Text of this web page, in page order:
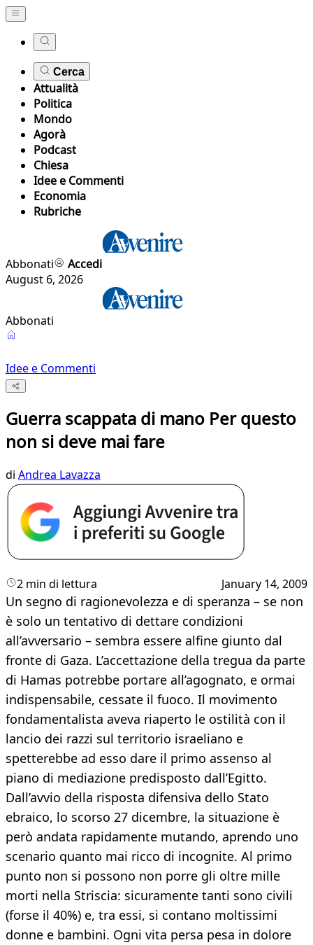
Cerca
Attualità
Politica
Mondo
Agorà
Podcast
Chiesa
Idee e Commenti
Economia
Rubriche
Abbonati
Accedi
August 6, 2026
Abbonati
Idee e Commenti
Guerra scappata di mano Per questo
non si deve mai fare
di Andrea Lavazza
2 min di lettura January 14, 2009
Un segno di ragionevolezza e di speranza – se non
è solo un tentativo di dettare condizioni
all’avversario – sembra essere alfine giunto dal
fronte di Gaza. L’accettazione della tregua da parte
di Hamas potrebbe portare all’agognato, e ormai
indispensabile, cessate il fuoco. Il movimento
fondamentalista aveva riaperto le ostilità con il
lancio dei razzi sul territorio israeliano e
spetterebbe ad esso dare il primo assenso al
piano di mediazione predisposto dall’Egitto.
Dall’avvio della risposta difensiva dello Stato
ebraico, lo scorso 27 dicembre, la situazione è
però andata rapidamente mutando, aprendo uno
scenario quanto mai ricco di incognite. Al primo
punto non si possono non porre gli oltre mille
morti nella Striscia: sicuramente tanti sono civili
(forse il 40%) e, tra essi, si contano moltissimi
donne e bambini. Ogni vita persa pesa in dolore